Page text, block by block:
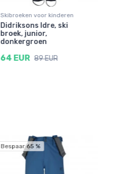
Skibroeken voor kinderen
Didriksons Idre, ski
broek, junior,
donkergroen
64 EUR 89 EUR
Bespaar 65 %